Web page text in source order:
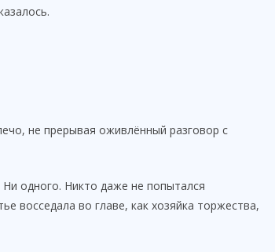
не прерывая оживлённый разговор с
одного. Никто даже не попытался
восседала во главе, как хозяйка торжества,